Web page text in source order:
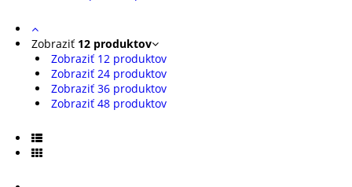
Zobraziť 12 produktov
Zobraziť 12 produktov
Zobraziť 24 produktov
Zobraziť 36 produktov
Zobraziť 48 produktov